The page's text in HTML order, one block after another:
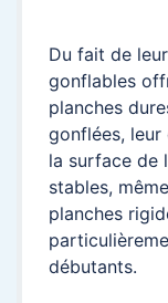
Du fait de
gonflables
planches
gonflées,
la surface de
stables,
planches
débutants.